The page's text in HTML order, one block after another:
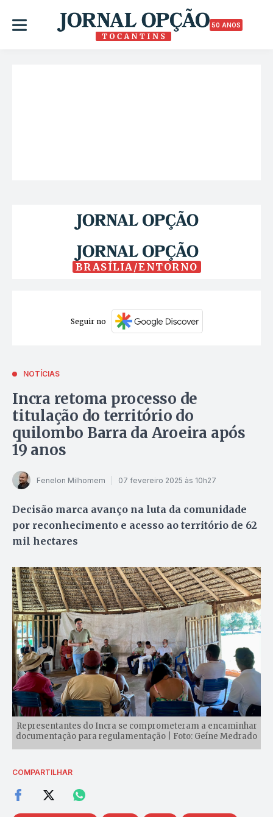
50 ANOS
BRASÍLIA/ENTORNO
Seguir no
NOTÍCIAS
Incra retoma processo de
titulação do território do
quilombo Barra da Aroeira após
19 anos
Fenelon Milhomem 07 fevereiro 2025 às 10h27
Decisão marca avanço na luta da comunidade
por reconhecimento e acesso ao território de 62
mil hectares
Representantes do Incra se comprometeram a encaminhar
documentação para regulamentação | Foto: Geíne Medrado
COMPARTILHAR